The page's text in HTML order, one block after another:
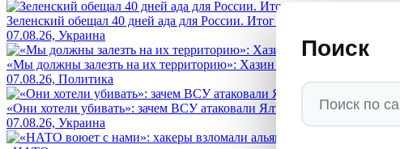
Поиск
Зеленский обещал 40 дней ада для России. Итог — его страна
07.08.26, Украина
«Мы должны залезть на их территорию»: Хазин назвал условие, при
07.08.26, Политика
«Они хотели убивать»: зачем ВСУ атаковали Ялту безэкипажными
07.08.26, Украина